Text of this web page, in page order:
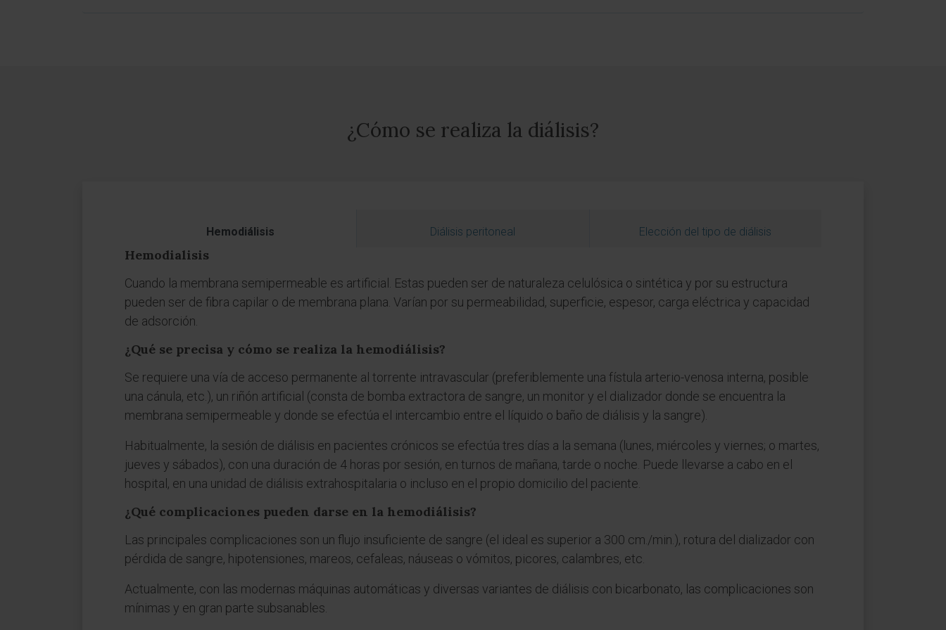
¿Cómo se realiza la diálisis?
Hemodiálisis Diálisis peritoneal Elección del tipo de diálisis
Hemodialisis
Cuando la membrana semipermeable es artificial. Estas pueden ser de naturaleza celulósica o sintética y por su estructura
pueden ser de fibra capilar o de membrana plana. Varían por su permeabilidad, superficie, espesor, carga eléctrica y capacidad
de adsorción.
¿Qué se precisa y cómo se realiza la hemodiálisis?
Se requiere una vía de acceso permanente al torrente intravascular (preferiblemente una fístula arterio-venosa interna, posible
una cánula, etc.), un riñón artificial (consta de bomba extractora de sangre, un monitor y el dializador donde se encuentra la
membrana semipermeable y donde se efectúa el intercambio entre el líquido o baño de diálisis y la sangre).
Habitualmente, la sesión de diálisis en pacientes crónicos se efectúa tres días a la semana (lunes, miércoles y viernes; o martes,
jueves y sábados), con una duración de 4 horas por sesión, en turnos de mañana, tarde o noche. Puede llevarse a cabo en el
hospital, en una unidad de diálisis extrahospitalaria o incluso en el propio domicilio del paciente.
¿Qué complicaciones pueden darse en la hemodiálisis?
Las principales complicaciones son un flujo insuficiente de sangre (el ideal es superior a 300 cm./min.), rotura del dializador con
pérdida de sangre, hipotensiones, mareos, cefaleas, náuseas o vómitos, picores, calambres, etc.
Actualmente, con las modernas máquinas automáticas y diversas variantes de diálisis con bicarbonato, las complicaciones son
mínimas y en gran parte subsanables.